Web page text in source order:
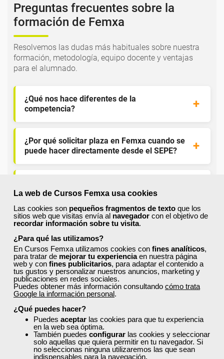
La web de Cursos Femxa usa cookies
Las cookies son pequeños fragmentos de texto que los
sitios web que visitas envía al navegador con el objetivo de
recordar información sobre tu visita.
¿Para qué las utilizamos?
En Cursos Femxa utilizamos cookies con fines analíticos,
para tratar de mejorar tu experienciaen nuestra página
web y con fines publicitarios, para adaptar el contenido a
tus gustos y personalizar nuestros anuncios, marketing y
publicaciones en redes sociales.
Puedes obtener más información consultando cómo trata
Google la información personal.
¿Qué puedes hacer?
Puedes aceptar las cookies para que tu experiencia
en la web sea óptima.
También puedes configurar las cookies y seleccionar
solo aquellas que quiera permitir en tu navegador. Si
no seleccionas ninguna utilizaremos las que sean
indispensables para la navegación.
Preguntas frecuentes sobre la
formación de Femxa
Resolvemos las dudas más habituales sobre nuestra
formación, metodología, equipo docente y ventajas
para el alumnado.
¿Qué nos hace diferentes de la
competencia?
¿Por qué solicitar plaza en Femxa cuando se
puede hacer directamente desde el SEPE?
los cursos de Femxa?
¿Los cursos de Femxa son prácticos y tienen
temario actualizado?
¿Qué ofrece Femxa al alumno una vez
finaliza su formación?
¿Recibiré un certificado al finalizar un curso
gratuito?